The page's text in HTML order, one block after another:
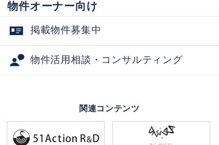
物件オーナー向け
掲載物件募集中
物件活用相談・コンサルティング
関連コンテンツ